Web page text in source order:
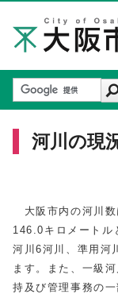
河川の現
大阪市内の河川数
146.0キロメートル
河川6河川、準用河
ます。また、一級
持及び管理事務の